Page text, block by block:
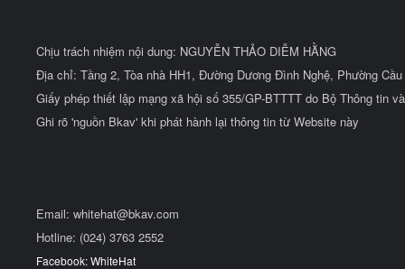
Chịu trách nhiệm nội dung: NGUYỄN THẢO DIỄM HẰNG
Địa chỉ: Tầng 2, Tòa nhà HH1, Đường Dương Đình Nghệ, Phường
Giấy phép thiết lập mạng xã hội số 355/GP-BTTTT do Bộ Thông tin
Ghi rõ 'nguồn Bkav' khi phát hành lại thông tin từ Website này
Email: whitehat@bkav.com
Hotline: (024) 3763 2552
Facebook: WhiteHat